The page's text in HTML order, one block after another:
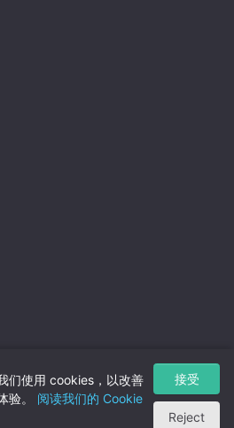
们使用 cookies，以改善
验。 阅读我们的 Cookie
接受
Reject